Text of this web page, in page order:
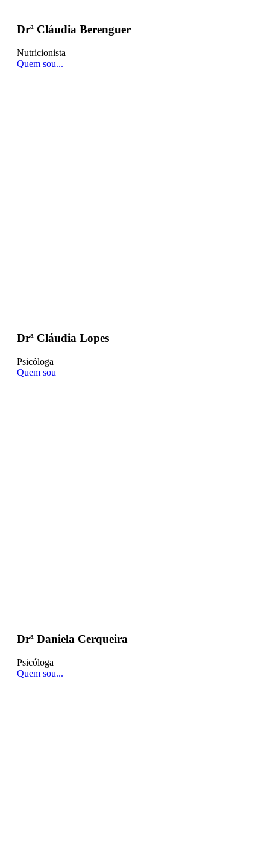
Drª Cláudia Berenguer
Nutricionista
Quem sou...
Drª Cláudia Lopes
Psicóloga
Quem sou
Drª Daniela Cerqueira
Psicóloga
Quem sou...